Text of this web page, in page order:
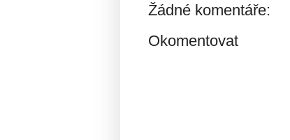
Žádné komentáře:
Okomentovat